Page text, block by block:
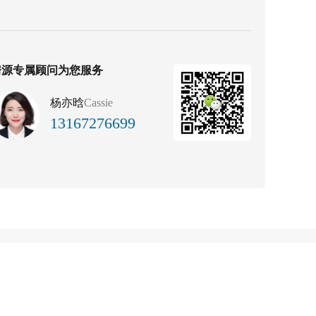
专属顾问为您服务
杨亦晗Cassie
13167276699